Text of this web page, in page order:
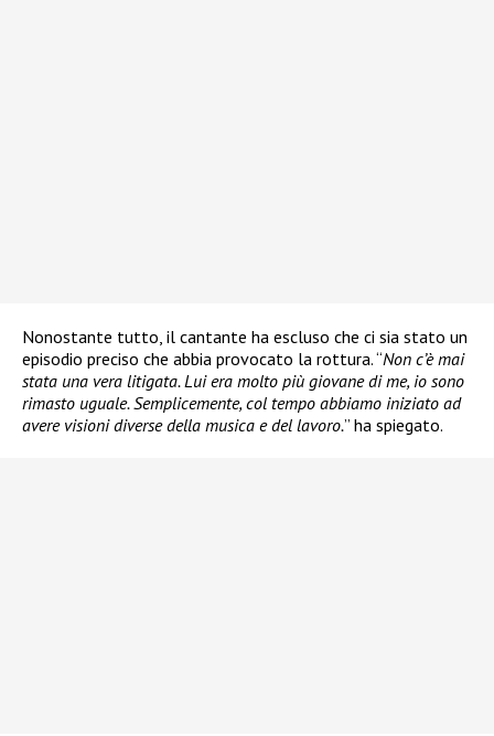
Nonostante tutto, il cantante ha escluso che ci sia stato un
episodio preciso che abbia provocato la rottura. “Non c’è mai
stata una vera litigata. Lui era molto più giovane di me, io sono
rimasto uguale. Semplicemente, col tempo abbiamo iniziato ad
avere visioni diverse della musica e del lavoro.” ha spiegato.